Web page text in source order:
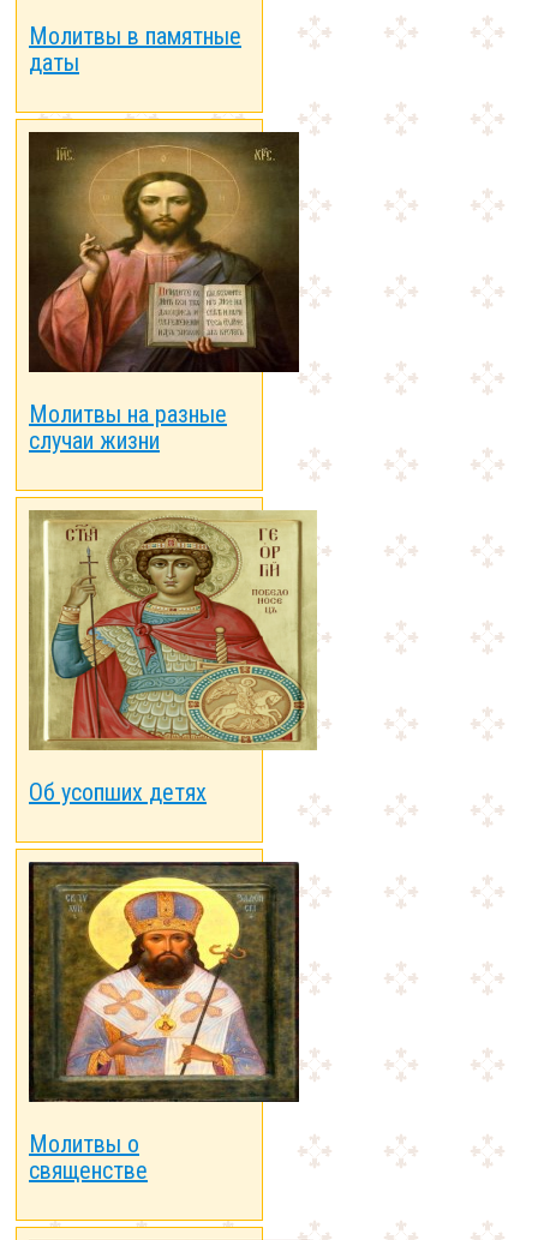
Молитвы в памятные
даты
Молитвы на разные
случаи жизни
Об усопших детях
Молитвы о
священстве